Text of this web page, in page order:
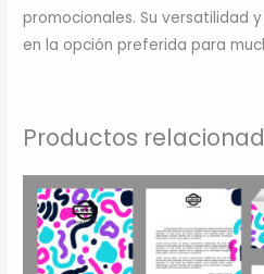
promocionales. Su versatilidad
en la opción preferida para
Productos